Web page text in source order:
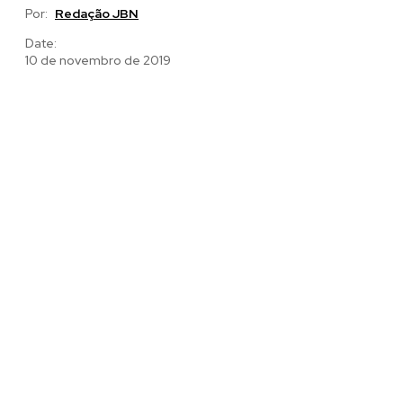
Por: Redação JBN
Date:
10 de novembro de 2019